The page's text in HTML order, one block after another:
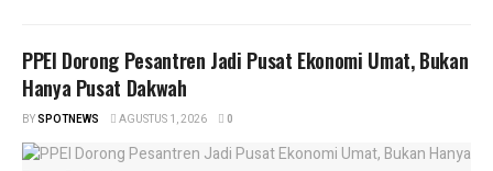
PPEI Dorong Pesantren Jadi Pusat Ekonomi Umat, Bukan
Hanya Pusat Dakwah
BYSPOTNEWS AGUSTUS 1, 2026 0